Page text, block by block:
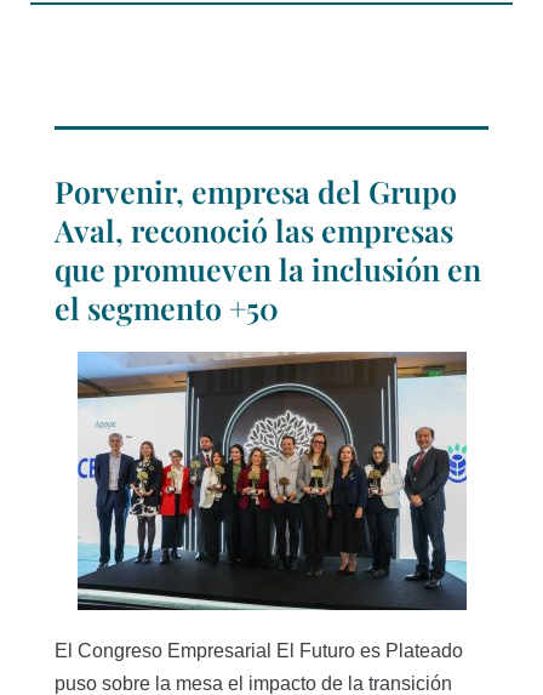
Porvenir, empresa del Grupo
Aval, reconoció las empresas
que promueven la inclusión en
el segmento +50
El Congreso Empresarial El Futuro es Plateado
puso sobre la mesa el impacto de la transición